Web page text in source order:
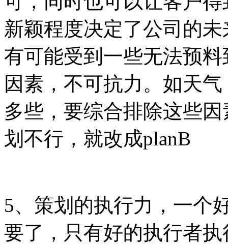
新颖程度决定了公司的
有可能受到一些无法预
因素，不可抗力。如天
多些，要综合排除这些
划不行，就改成planB
5、策划的执行力，一个
要了，只有好的执行者